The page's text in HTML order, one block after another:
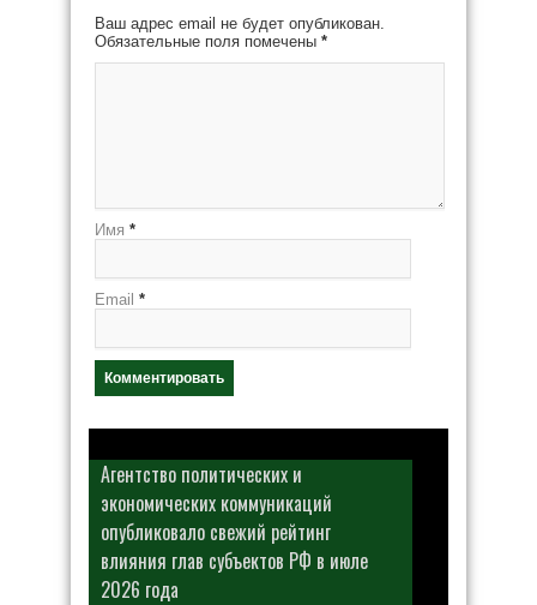
Ваш адрес email не будет опубликован.
Обязательные поля помечены *
Имя *
Email *
Агентство политических и
экономических коммуникаций
опубликовало свежий рейтинг
влияния глав субъектов РФ в июле
2026 года